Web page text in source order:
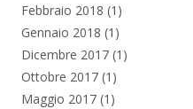
Febbraio 2018 (1)
Gennaio 2018 (1)
Dicembre 2017 (1)
Ottobre 2017 (1)
Maggio 2017 (1)